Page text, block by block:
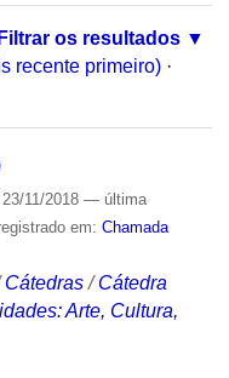
Filtrar os resultados
recente primeiro) ·
11/2018 — última
em: Chamada
Cátedras/Cátedra
Arte, Cultura,